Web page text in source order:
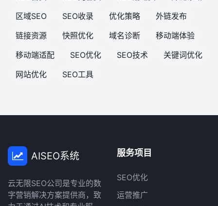
区域SEO
SEO收录 优化策略
外链发布
链接资源
快照优化 域名诊断
移动端体验
移动端适配
SEO优化 SEO技术
关键词优化
网站优化
SEO工具
AISEO系统
云无限SEO公司是专业的数
字营销解决方案提供商，致
服务项目
SEO优化
运营推广